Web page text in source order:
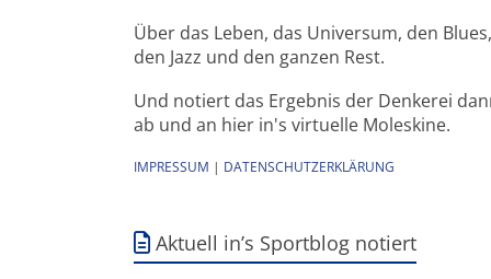
Über das Leben, das Universum, den Blues,
den Jazz und den ganzen Rest.
Und notiert das Ergebnis der Denkerei
ab und an hier in's virtuelle Moleskine.
IMPRESSUM | DATENSCHUTZERKLÄRUNG
Aktuell in’s Sportblog notiert